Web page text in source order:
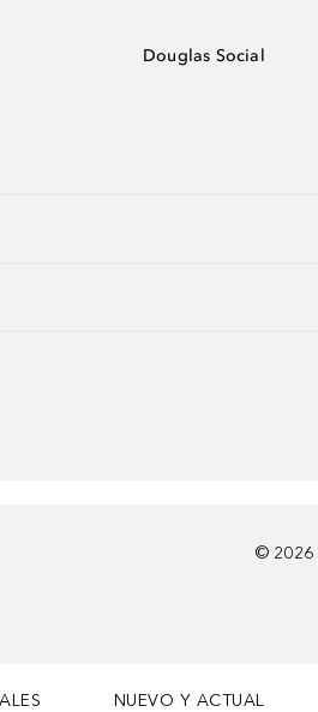
Douglas Social
© 2026
NUEVO Y ACTUAL